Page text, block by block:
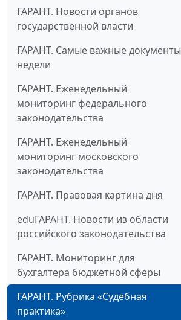
ГАРАНТ. Новости органов
государственной власти
ГАРАНТ. Самые важные документы
недели
ГАРАНТ. Еженедельный
мониторинг федерального
законодательства
ГАРАНТ. Еженедельный
мониторинг московского
законодательства
ГАРАНТ. Правовая картина дня
eduГАРАНТ. Новости из области
российского законодательства
ГАРАНТ. Мониторинг для
бухгалтера бюджетной сферы
ГАРАНТ. Рубрика «Судебная
практика»